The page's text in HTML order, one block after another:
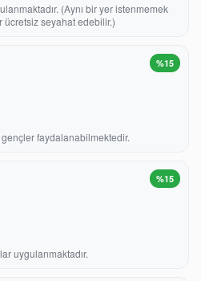
(Aynı bir yer istenmemek
ücretsiz seyahat edebilir.)
%15
faydalanabilmektedir.
%15
uygulanmaktadır.